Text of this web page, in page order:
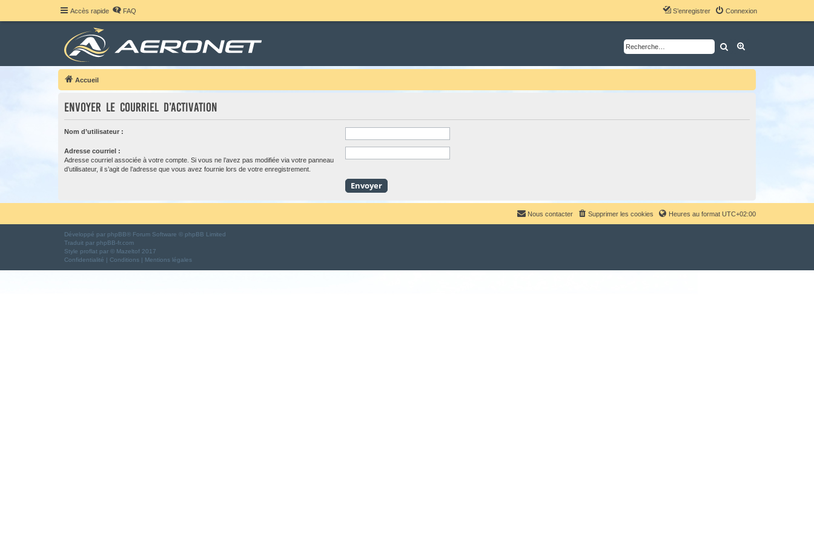
Accès rapide FAQ Connexion
S’enregistrer
Rechercher
Accueil
Envoyer le courriel d’activation
Nom d’utilisateur :
Adresse courriel :
Adresse courriel associée à votre compte. Si vous ne l’avez pas modifiée via votre panneau
d’utilisateur, il s’agit de l’adresse que vous avez fournie lors de votre enregistrement.
Heures au format UTC+02:00
Supprimer les cookies
Nous contacter
Développé par phpBB® Forum Software © phpBB Limited
Traduit par phpBB-fr.com
Style proflat par © Mazeltof 2017
Confidentialité | Conditions | Mentions légales